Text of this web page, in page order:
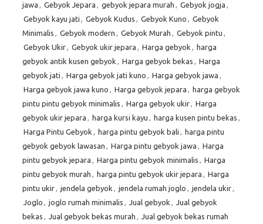
jawa , Gebyok Jepara , gebyok jepara murah , Gebyok jogja ,
Gebyok kayu jati , Gebyok Kudus , Gebyok Kuno , Gebyok
Minimalis , Gebyok modern , Gebyok Murah , Gebyok pintu ,
Gebyok Ukir, Gebyok ukir jepara , Harga gebyok , harga
gebyok antik kusen gebyok , Harga gebyok bekas , Harga
gebyok jati , Harga gebyok jati kuno , Harga gebyok jawa ,
Harga gebyok jawa kuno , Harga gebyok jepara , harga gebyok
pintu pintu gebyok minimalis , Harga gebyok ukir, Harga
gebyok ukir jepara , harga kursi kayu , harga kusen pintu bekas ,
Harga Pintu Gebyok , harga pintu gebyok bali , harga pintu
gebyok gebyok lawasan , Harga pintu gebyok jawa , Harga
pintu gebyok jepara , Harga pintu gebyok minimalis , Harga
pintu gebyok murah , harga pintu gebyok ukir jepara , Harga
pintu ukir, jendela gebyok , jendela rumah joglo , jendela ukir,
Joglo , joglo rumah minimalis , Jual gebyok , Jual gebyok
bekas , Jual gebyok bekas murah , Jual gebyok bekas rumah